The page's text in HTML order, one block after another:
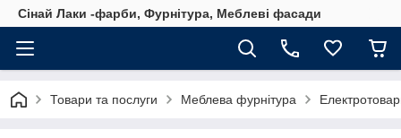
Сінай Лаки -фарби, Фурнітура, Меблеві фасади
Товари та послуги Меблева фурнітура